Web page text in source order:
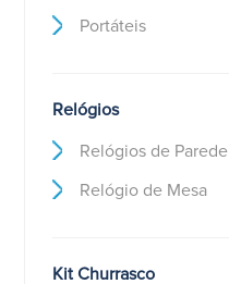
Portáteis
Relógios
Relógios de Parede
Relógio de Mesa
Kit Churrasco